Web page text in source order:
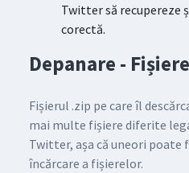
Twitter să recupereze
corectă.
Depanare -
Fișierul .zip pe care îl
mai multe fișiere diferite
Twitter, așa că uneori poate
încărcare a fișierelor.